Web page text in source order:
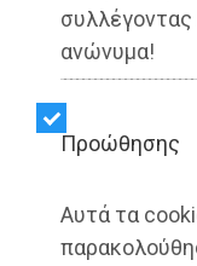
ανώνυμα!
Προώθησης
Αυτά τα
Κέντρο Υγείας
Διαβάστηκε 586 φορές